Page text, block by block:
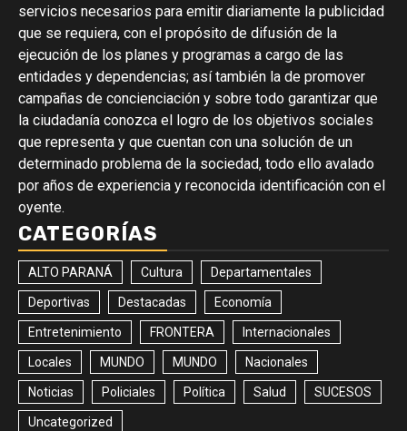
servicios necesarios para emitir diariamente la publicidad
que se requiera, con el propósito de difusión de la
ejecución de los planes y programas a cargo de las
entidades y dependencias; así también la de promover
campañas de concienciación y sobre todo garantizar que
la ciudadanía conozca el logro de los objetivos sociales
que representa y que cuentan con una solución de un
determinado problema de la sociedad, todo ello avalado
por años de experiencia y reconocida identificación con el
oyente.
CATEGORÍAS
ALTO PARANÁ Cultura Departamentales
Deportivas Destacadas Economía
Entretenimiento FRONTERA Internacionales
Locales MUNDO MUNDO Nacionales
Noticias Policiales Política Salud SUCESOS
Uncategorized